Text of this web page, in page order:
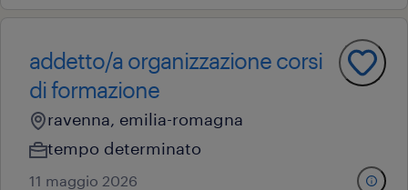
addetto/a organizzazione corsi
di formazione
ravenna, emilia-romagna
tempo determinato
11 maggio 2026